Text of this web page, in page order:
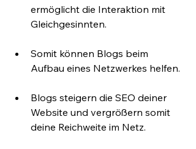
ermöglicht die Interaktion mit
Gleichgesinnten.
Somit können Blogs beim
Aufbau eines Netzwerkes helfen.
Blogs steigern die SEO deiner
Website und vergrößern somit
deine Reichweite im Netz.